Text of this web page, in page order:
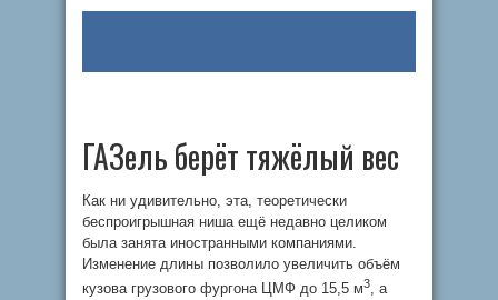
ГАЗель берёт тяжёлый вес
Как ни удивительно, эта, теоретически
беспроигрышная ниша ещё недавно целиком
была занята иностранными компаниями.
Изменение длины позволило увеличить объём
кузова грузового фургона ЦМФ до 15,5 м3, а